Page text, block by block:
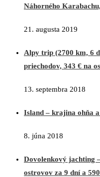
Náhorného
21. augusta 2019
Alpy trip (2700 km, 6
priechodov, 343 € na
13. septembra 2018
Island – krajina ohňa
8. júna 2018
Dovolenkový jachting
ostrovov za 9 dní a